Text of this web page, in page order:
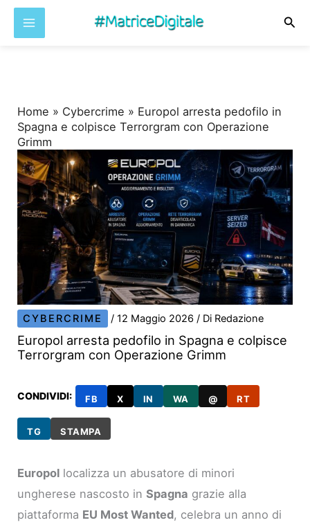
Home » Cybercrime » Europol arresta pedofilo in
Spagna e colpisce Terrorgram con Operazione
Grimm
CYBERCRIME /12 Maggio 2026/ Di Redazione
Europol arresta pedofilo in Spagna e colpisce
Terrorgram con Operazione Grimm
CONDIVIDI: FB X IN WA @ RT
TG STAMPA
Europol localizza un abusatore di minori
ungherese nascosto inSpagna grazie alla
piattaforma EU Most Wanted, celebra un anno di